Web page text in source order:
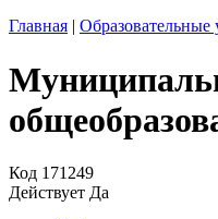
Главная | Образовательные
Код 171249
Действует Да